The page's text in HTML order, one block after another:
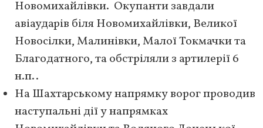
Новомихайлівки. Окупанти завдали
авіаударів біля Новомихайлівки, Великої
Новосілки, Малинівки, Малої Токмачки та
Благодатного, та обстріляли з артилерії 6
н.п..
На Шахтарському напрямку ворог проводив
наступальні дії у напрямках